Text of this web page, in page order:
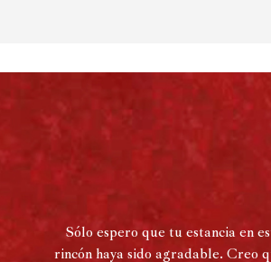
Sólo espero que tu estancia en
rincón haya sido agradable. Creo